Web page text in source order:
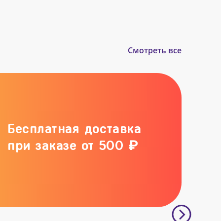
Смотреть все
Бесплатная доставка
при заказе от 500 ₽